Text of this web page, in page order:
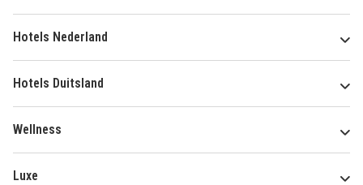
Hotels Nederland
Hotels Duitsland
Wellness
Luxe